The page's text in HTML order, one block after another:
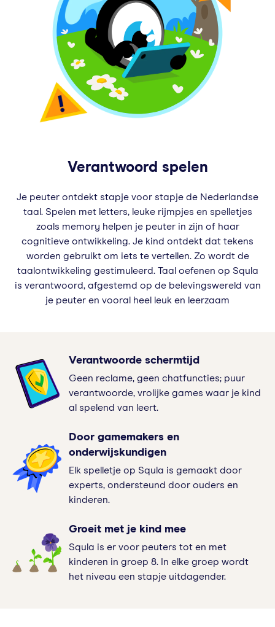
Verantwoord spelen
Je peuter ontdekt stapje voor stapje de Nederlandse
taal. Spelen met letters, leuke rijmpjes en spelletjes
zoals memory helpen je peuter in zijn of haar
cognitieve ontwikkeling. Je kind ontdekt dat tekens
worden gebruikt om iets te vertellen. Zo wordt de
taalontwikkeling gestimuleerd. Taal oefenen op Squla
is verantwoord, afgestemd op de belevingswereld van
je peuter en vooral heel leuk en leerzaam
Verantwoorde schermtijd
Geen reclame, geen chatfuncties; puur
verantwoorde, vrolijke games waar je kind
al spelend van leert.
Door gamemakers en
onderwijskundigen
Elk spelletje op Squla is gemaakt door
experts, ondersteund door ouders en
kinderen.
Groeit met je kind mee
Squla is er voor peuters tot en met
kinderen in groep 8. In elke groep wordt
het niveau een stapje uitdagender.